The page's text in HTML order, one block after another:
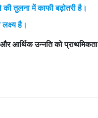
तुलना में काफी बढ़ोतरी है।
है।
आर्थिक उन्नति को प्राथमिकता